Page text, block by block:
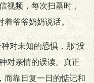
视频，每次扫墓时，
着爷爷奶奶说话。
对未知的恐惧，那“没
对亲情的误读。真正
而靠日复一日的惦记和